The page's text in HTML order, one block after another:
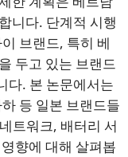
니다. 단계적 시행
브랜드, 특히 베
두고 있는 브랜드
다. 본 논문에서는
등 일본 브랜드들
트워크, 배터리 서
향에 대해 살펴봅